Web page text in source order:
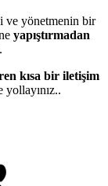
ve yönetmenin bir
yapıştırmadan
kısa bir iletişim